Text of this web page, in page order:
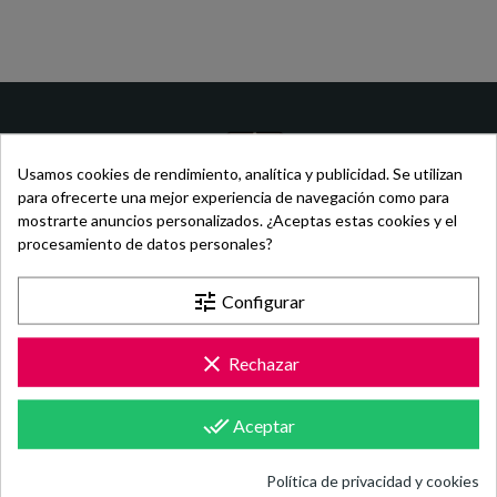
SUSCRÍBETE A NUESTRA
NEWSLETTER
y consigue tu cupón de descuento de 5€
+ info en Política de Privacidad o en Condiciones de Uso
Email
¡Suscribirse!
Acepto el tratamiento de mis datos con la finalidad de recibir
Responsable: Fortune Factory Spain, S.L. Finalidad: Gestionar el envío de la información
Usamos cookies de rendimiento, analítica y publicidad. Se utilizan
para ofrecerte una mejor experiencia de navegación como para
mostrarte anuncios personalizados. ¿Aceptas estas cookies y el
procesamiento de datos personales?
tune Configurar
clear Rechazar
done_allAceptar
Política de privacidad y cookies